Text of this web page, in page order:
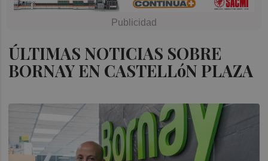
ÚLTIMAS NOTICIAS SOBRE
BORNAY EN CASTELLóN PLAZA